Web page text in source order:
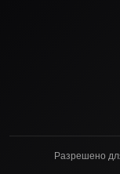
Разрешено